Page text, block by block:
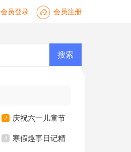
会员登录 会员注册
2 庆祝六一儿童节
日记
4 寒假趣事日记精